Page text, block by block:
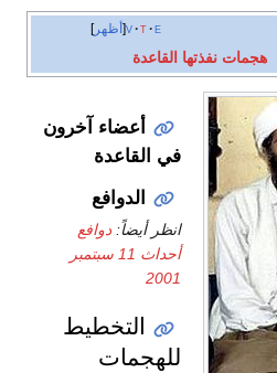
أظهر v t e
هجمات نفذتها القاعدة
أعضاء آخرون
في القاعدة
الدوافع
انظر أيضاً: دوافع
أحداث 11 سبتمبر
2001
التخطيط
للهجمات